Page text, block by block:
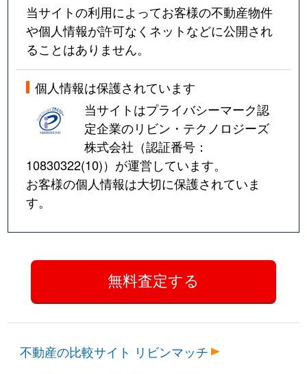
当サイトの利用によってお客様の不動産物件
や個人情報が許可なくネットなどに公開され
ることはありません。
個人情報は保護されています
当サイトはプライバシーマーク認
定企業のリビン・テクノロジーズ
株式会社（認証番号：
10830322(10)）が運営しています。
お客様の個人情報は大切に保護されていま
す。
不動産の比較サイト リビンマッチ